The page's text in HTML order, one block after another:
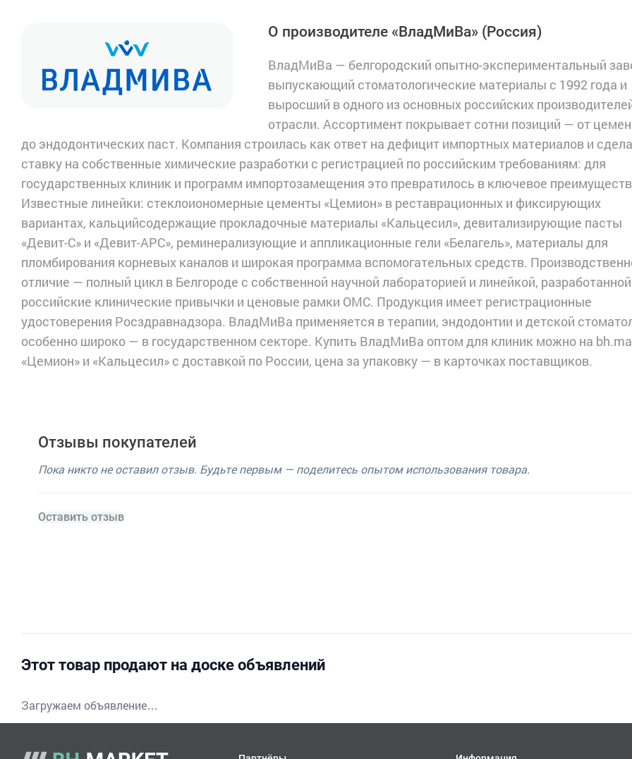
О производителе «ВладМиВа» (Россия)
ВладМиВа — белгородский опытно-экспериментальный
выпускающий стоматологические материалы с 1992 года и
выросший в одного из основных российских
отрасли. Ассортимент покрывает сотни позиций — от
до эндодонтических паст. Компания строилась как ответ на дефицит импортных материалов и
ставку на собственные химические разработки с регистрацией по российским требованиям: для
государственных клиник и программ импортозамещения это превратилось в ключевое
Известные линейки: стеклоиономерные цементы «Цемион» в реставрационных и фиксирующих
вариантах, кальцийсодержащие прокладочные материалы «Кальцесил», девитализирующие пасты
«Девит-С» и «Девит-АРС», реминерализующие и аппликационные гели «Белагель», материалы для
пломбирования корневых каналов и широкая программа вспомогательных средств.
отличие — полный цикл в Белгороде с собственной научной лабораторией и линейкой,
российские клинические привычки и ценовые рамки ОМС. Продукция имеет регистрационные
удостоверения Росздравнадзора. ВладМиВа применяется в терапии, эндодонтии и детской
особенно широко — в государственном секторе. Купить ВладМиВа оптом для клиник можно на
«Цемион» и «Кальцесил» с доставкой по России, цена за упаковку — в карточках поставщиков.
Отзывы покупателей
Пока никто не оставил отзыв. Будьте первым — поделитесь опытом использования товара.
Оставить отзыв
Этот товар продают на доске объявлений
Загружаем объявление…